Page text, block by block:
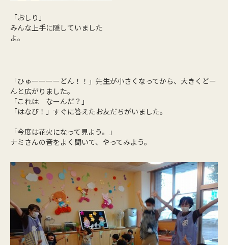
「おしり」
みんな上手に隠していました
よ。
「ひゅーーーーどん！！」先生が小さくなってから、大きくどー
んと広がりました。
「これは なーんだ？」
「はなび！」すぐに答えたお友だちがいました。
「今度は花火になって見よう。」
ナミさんの音をよく聞いて、やってみよう。